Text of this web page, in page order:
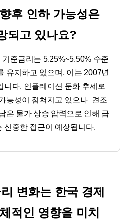
후 인하 가능성은
되고 있나요?
기준금리는 5.25%~5.50% 수준
유지하고 있으며, 이는 2007년
니다. 인플레이션 둔화 추세로
능성이 점쳐지고 있으나, 견조
은 물가 상승 압력으로 인해 급
신중한 접근이 예상됩니다.
변화는 한국 경제
적인 영향을 미치